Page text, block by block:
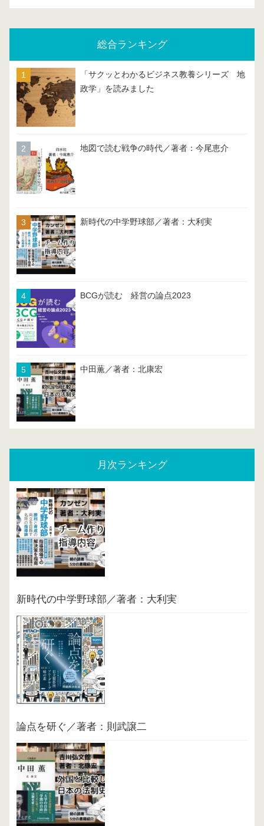
総合ランキング
「サクッとわかるビジネス教養シリーズ 地
政学」を読みました
地図で読む戦争の時代／著者：今尾恵介
新時代の中学野球部／著者：大利実
BCGが読む 経営の論点2023
中田薫／著者：北康宏
月次ランキング
新時代の中学野球部／著者：大利実
論点を研ぐ／著者：則武譲二